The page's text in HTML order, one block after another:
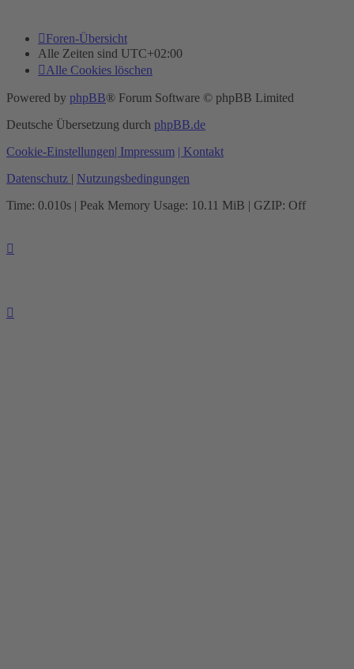
Foren-Übersicht
Alle Zeiten sind UTC+02:00
Alle Cookies löschen
Powered by phpBB® Forum Software © phpBB Limited
Deutsche Übersetzung durch phpBB.de
Cookie-Einstellungen| Impressum | Kontakt
Datenschutz | Nutzungsbedingungen
Time: 0.010s | Peak Memory Usage: 10.11 MiB | GZIP: Off